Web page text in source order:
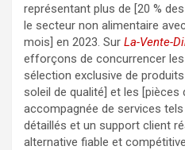
représentant plus de [20 %
le secteur non alimentaire
mois] en 2023. Sur La-Vente-
efforçons de concurrencer
sélection exclusive de
soleil de qualité] et les [pièces
accompagnée de services
détaillés et un support client
alternative fiable et